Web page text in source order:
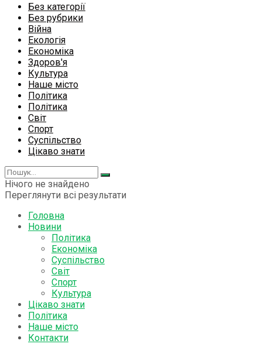
Без категорії
Без рубрики
Війна
Екологія
Економіка
Здоров'я
Культура
Наше місто
Політика
Політика
Світ
Спорт
Суспільство
Цікаво знати
Нічого не знайдено
Переглянути всі результати
Головна
Новини
Політика
Економіка
Суспільство
Світ
Спорт
Культура
Цікаво знати
Політика
Наше місто
Контакти